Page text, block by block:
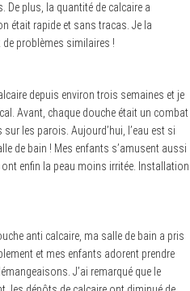
De plus, la quantité de calcaire a
était rapide et sans tracas. Je la
problèmes similaires !
depuis environ trois semaines et je
Avant, chaque douche était un combat
les parois. Aujourd’hui, l’eau est si
de bain ! Mes enfants s’amusent aussi
enfin la peau moins irritée. Installation
anti calcaire, ma salle de bain a pris
et mes enfants adorent prendre
J’ai remarqué que le